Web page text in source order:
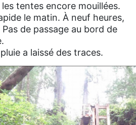
tentes encore mouillées.
le matin. À neuf heures,
de passage au bord de
a laissé des traces.